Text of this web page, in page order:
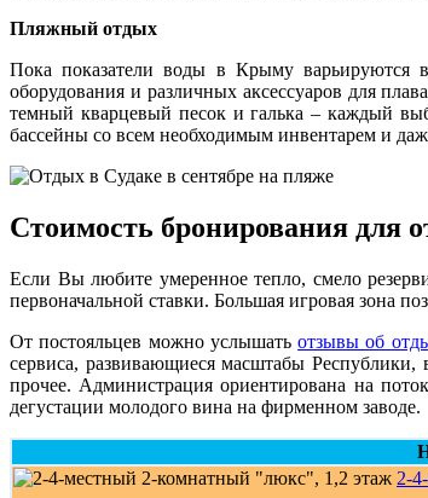
Пляжный отдых
Пока показатели воды в Крыму варьируются
оборудования и различных аксессуаров для
темный кварцевый песок и галька – каждый
бассейны со всем необходимым инвентарем и
Стоимость бронирования для
Если Вы любите умеренное тепло, смело
первоначальной ставки. Большая игровая зона
От постояльцев можно услышатьотзывы об
сервиса, развивающиеся масштабы
прочее. Администрация ориентирована на
дегустации молодого вина на фирменном заводе.
2-